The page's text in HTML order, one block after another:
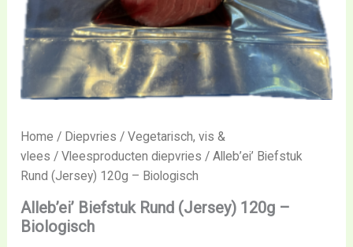
Home / Diepvries /Vegetarisch, vis &
vlees /Vleesproducten diepvries / Alleb’ei’ Biefstuk
Rund (Jersey) 120g – Biologisch
Alleb’ei’ Biefstuk Rund (Jersey) 120g –
Biologisch